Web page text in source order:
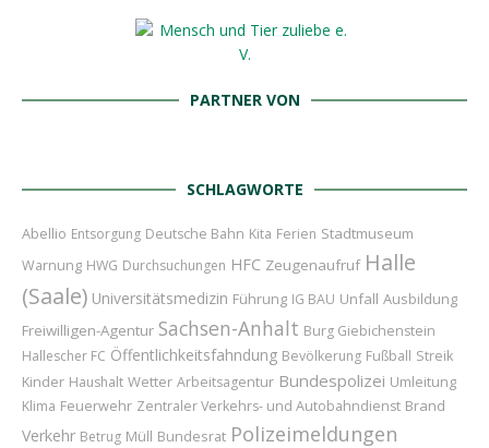
PARTNER VON
SCHLAGWORTE
Abellio Entsorgung Deutsche Bahn Kita Ferien Stadtmuseum
Warnung HWG Durchsuchungen HFC Zeugenaufruf Halle
(Saale) Universitätsmedizin Führung IG BAU Unfall Ausbildung
Freiwilligen-Agentur Sachsen-Anhalt Burg Giebichenstein
Hallescher FC Öffentlichkeitsfahndung Bevölkerung Fußball Streik
Kinder Haushalt Wetter Arbeitsagentur Bundespolizei Umleitung
Klima Feuerwehr Zentraler Verkehrs- und Autobahndienst Brand
Verkehr Betrug Müll Bundesrat Polizeimeldungen